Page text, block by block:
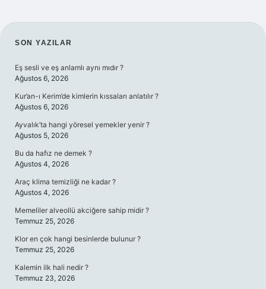
SIDEBAR
SON YAZILAR
Eş sesli ve eş anlamlı aynı mıdır ?
Ağustos 6, 2026
Kur’an-ı Kerim’de kimlerin kıssaları anlatılır ?
Ağustos 6, 2026
Ayvalık’ta hangi yöresel yemekler yenir ?
Ağustos 5, 2026
Bu da hafız ne demek ?
Ağustos 4, 2026
Araç klima temizliği ne kadar ?
Ağustos 4, 2026
Memeliler alveollü akciğere sahip midir ?
Temmuz 25, 2026
Klor en çok hangi besinlerde bulunur ?
Temmuz 25, 2026
Kalemin ilk hali nedir ?
Temmuz 23, 2026